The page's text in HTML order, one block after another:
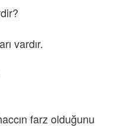
vardır.
farz olduğunu